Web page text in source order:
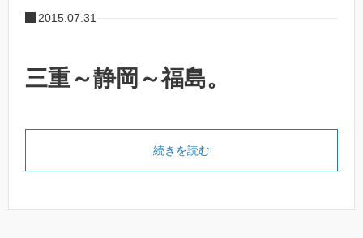
2015.07.31
三重～静岡～福島。
続きを読む